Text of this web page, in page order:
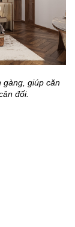
gàng, giúp căn
đối.